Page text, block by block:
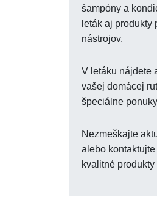
šampóny a
leták aj
nástrojov.
V letáku nájdete
vašej domácej
špeciálne
Nezmeškajte
alebo
kvalitné